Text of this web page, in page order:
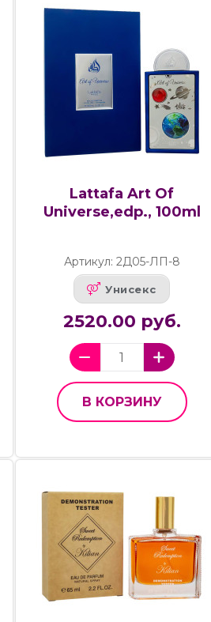
Lattafa Art Of
Universe,edp., 100ml
Артикул: 2Д05-ЛП-8
Унисекс
2520.00 руб.
В КОРЗИНУ